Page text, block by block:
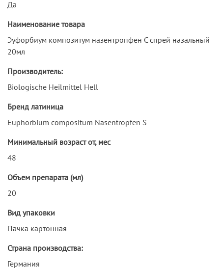
Да
Наименование товара
Эуфорбиум композитум назентропфен С спрей назальный
20мл
Производитель:
Biologische Heilmittel Hell
Бренд латиница
Euphorbium compositum Nasentropfen S
Минимальный возраст от, мес
48
Объем препарата (мл)
20
Вид упаковки
Пачка картонная
Страна производства:
Германия